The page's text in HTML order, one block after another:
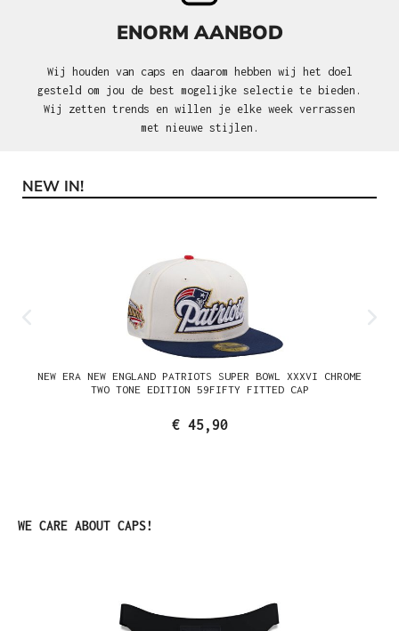
ENORM AANBOD
Wij houden van caps en daarom hebben wij het doel
gesteld om jou de best mogelijke selectie te bieden.
Wij zetten trends en willen je elke week verrassen
met nieuwe stijlen.
Productgalerij overslaan
NEW IN!
NEW ERA NEW ENGLAND PATRIOTS SUPER BOWL XXXVI CHROME
TWO TONE EDITION 59FIFTY FITTED CAP
€ 45,90
Productgalerij overslaan
WE CARE ABOUT CAPS!